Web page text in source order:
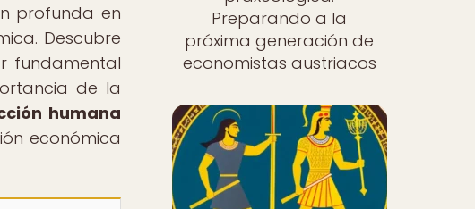
profunda en
Descubre
fundamental
de la
humana
económica
Preparando a la
próxima generación de
economistas austriacos